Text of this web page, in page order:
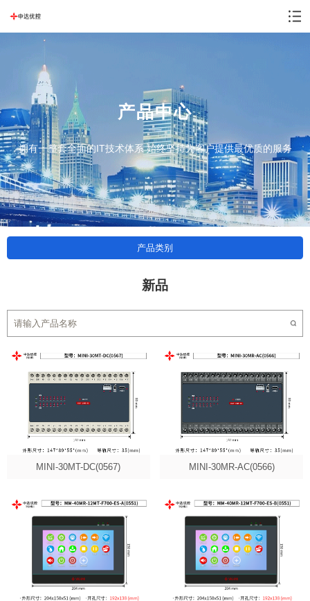
产品中心
拥有一整套全面的IT技术体系 始终坚持为客户提供最优质的服务
产品类别
新品
MINI-30MT-DC(0567) MINI-30MR-AC(0566)